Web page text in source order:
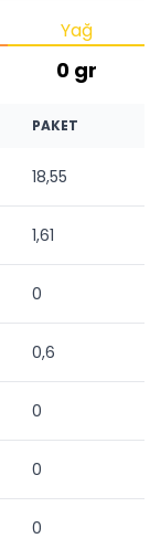
Yağ
0gr
PAKET
18,55
1,61
0
0,6
0
0
0